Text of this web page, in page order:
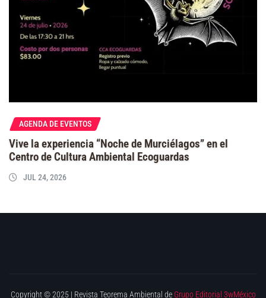
AGENDA DE EVENTOS
Vive la experiencia “Noche de Murciélagos” en el
Centro de Cultura Ambiental Ecoguardas
JUL 24, 2026
Copyright © 2025 | Revista Teorema Ambiental de Grupo Editorial 3wMéxico